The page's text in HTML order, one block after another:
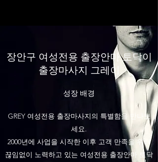
장안구 여성전용 출장안마 토닥이
출장마사지 그레이
성장 배경
GREY 여성전용 출장마사지의 특별함을 만나보
세요.
2000년에 사업을 시작한 이후 고객 만족을 위해
끊임없이 노력하고 있는 여성전용 출장안마 토닥